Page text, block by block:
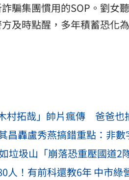
詐騙集團慣用的SOP。劉女
及時點醒，多年積蓄恐化
村拓哉」帥片瘋傳 爸爸也
昌轟盧秀燕搞錯重點：非
垃圾山「崩落恐重壓國道2
人！有前科還教6年 中市綠